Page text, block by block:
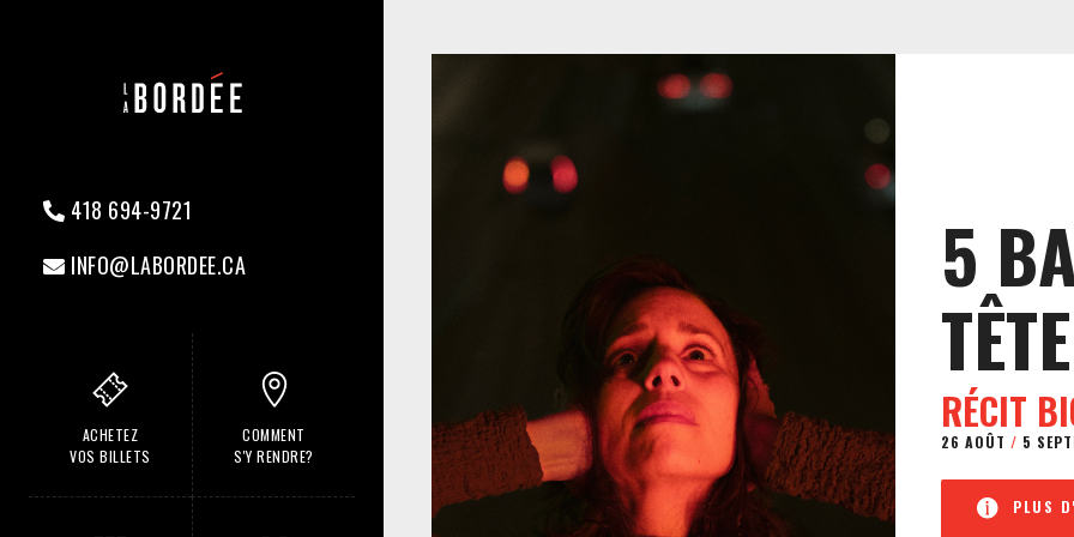
418 694-9721
INFO@LABORDEE.CA
ACHETEZ
VOS BILLETS
COMMENT
S'Y RENDRE?
5
TÊTE
RÉCIT
26 AOÛT / 5
PLUS